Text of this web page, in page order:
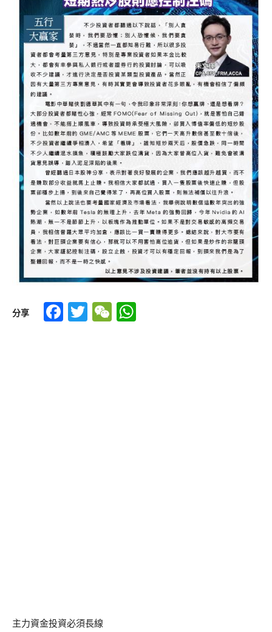
分享 Facebook
TwitterWeChat
主力資金投資必須長線